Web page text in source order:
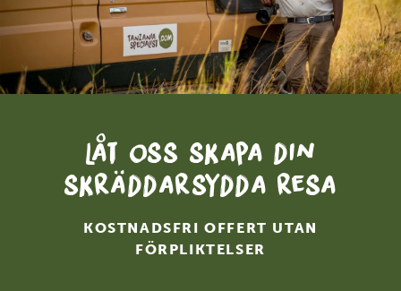
Låt oss skapa din
skräddarsydda resa
KOSTNADSFRI OFFERT UTAN
FÖRPLIKTELSER